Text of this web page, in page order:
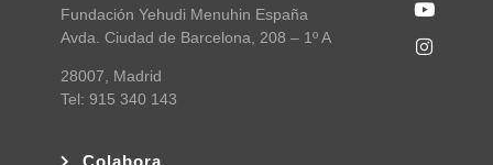
Fundación Yehudi Menuhin España
Avda. Ciudad de Barcelona, 208 – 1º A
28007, Madrid
Tel: 915 340 143